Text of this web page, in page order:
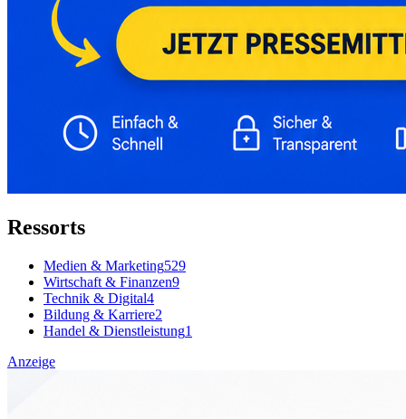
Ressorts
Medien & Marketing529
Wirtschaft & Finanzen9
Technik & Digital4
Bildung & Karriere2
Handel & Dienstleistung1
Anzeige